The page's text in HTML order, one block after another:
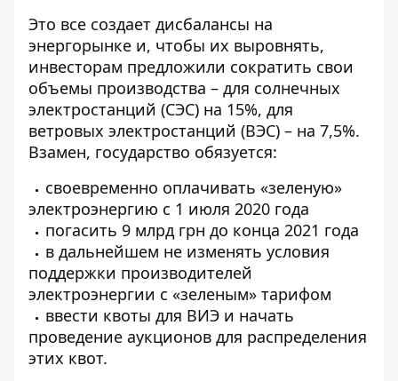
Это все создает дисбалансы на
энергорынке и, чтобы их выровнять,
инвесторам предложили сократить свои
объемы производства – для солнечных
электростанций (СЭС) на 15%, для
ветровых электростанций (ВЭС) – на 7,5%.
Взамен, государство обязуется:
своевременно оплачивать «зеленую»
электроэнергию с 1 июля 2020 года
погасить 9 млрд грн до конца 2021 года
в дальнейшем не изменять условия
поддержки производителей
электроэнергии с «зеленым» тарифом
ввести квоты для ВИЭ и начать
проведение аукционов для распределения
этих квот.